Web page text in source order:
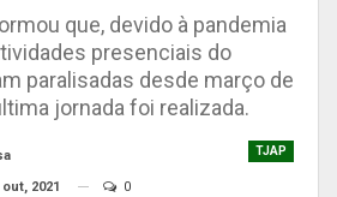
que, devido à pandemia
presenciais do
paralisadas desde março de
jornada foi realizada.
TJAP
out, 2021 0